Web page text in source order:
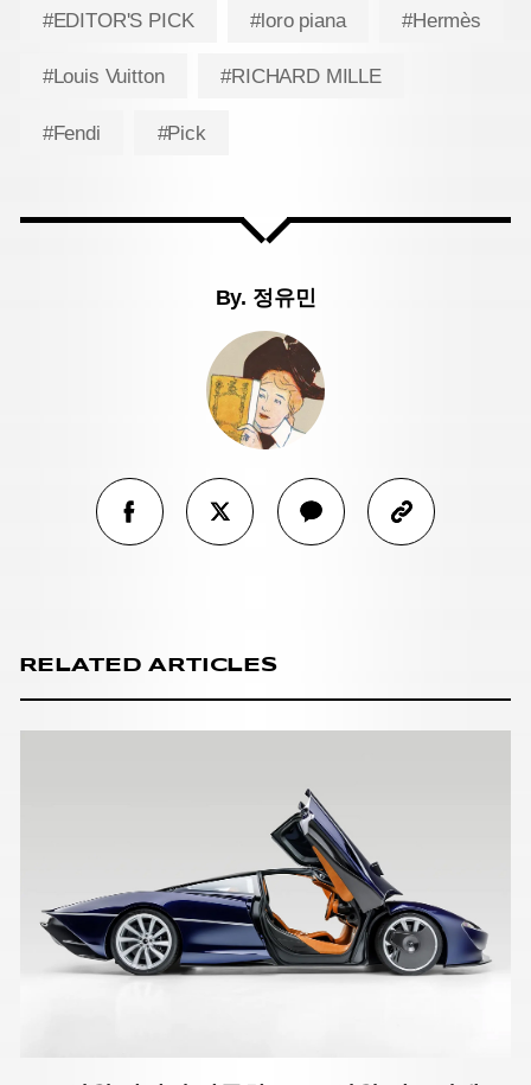
#EDITOR'S PICK #loro piana #Hermès
#Louis Vuitton #RICHARD MILLE
#Fendi #Pick
By. 정유민
RELATED ARTICLES